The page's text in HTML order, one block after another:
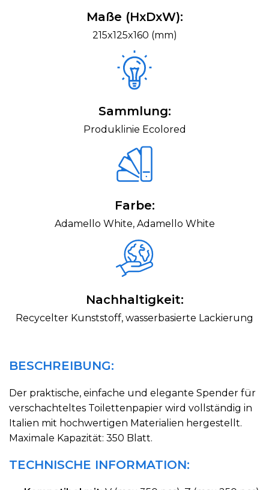
Maße (HxDxW):
215x125x160 (mm)
Sammlung:
Produklinie Ecolored
Farbe:
Adamello White, Adamello White
Nachhaltigkeit:
Recycelter Kunststoff, wasserbasierte Lackierung
BESCHREIBUNG:
Der praktische, einfache und elegante Spender für
verschachteltes Toilettenpapier wird vollständig in
Italien mit hochwertigen Materialien hergestellt.
Maximale Kapazität: 350 Blatt.
TECHNISCHE INFORMATION: